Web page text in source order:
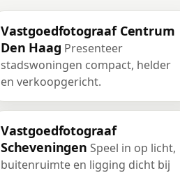
Vastgoedfotograaf Centrum
Den Haag Presenteer
stadswoningen compact, helder
en verkoopgericht.
Vastgoedfotograaf
Scheveningen Speel in op licht,
buitenruimte en ligging dicht bij